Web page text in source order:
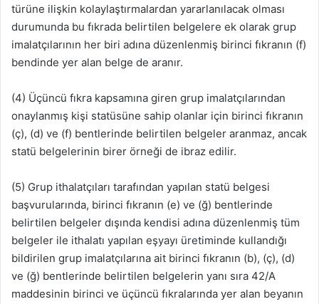
türüne ilişkin kolaylaştırmalardan yararlanılacak olması
durumunda bu fıkrada belirtilen belgelere ek olarak grup
imalatçılarının her biri adına düzenlenmiş birinci fıkranın (f)
bendinde yer alan belge de aranır.
(4) Üçüncü fıkra kapsamına giren grup imalatçılarından
onaylanmış kişi statüsüne sahip olanlar için birinci fıkranın
(ç), (d) ve (f) bentlerinde belirtilen belgeler aranmaz, ancak
statü belgelerinin birer örneği de ibraz edilir.
(5) Grup ithalatçıları tarafından yapılan statü belgesi
başvurularında, birinci fıkranın (e) ve (ğ) bentlerinde
belirtilen belgeler dışında kendisi adına düzenlenmiş tüm
belgeler ile ithalatı yapılan eşyayı üretiminde kullandığı
bildirilen grup imalatçılarına ait birinci fıkranın (b), (ç), (d)
ve (ğ) bentlerinde belirtilen belgelerin yanı sıra 42/A
maddesinin birinci ve üçüncü fıkralarında yer alan beyanın